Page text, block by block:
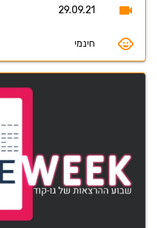
29.09.21
חינמי